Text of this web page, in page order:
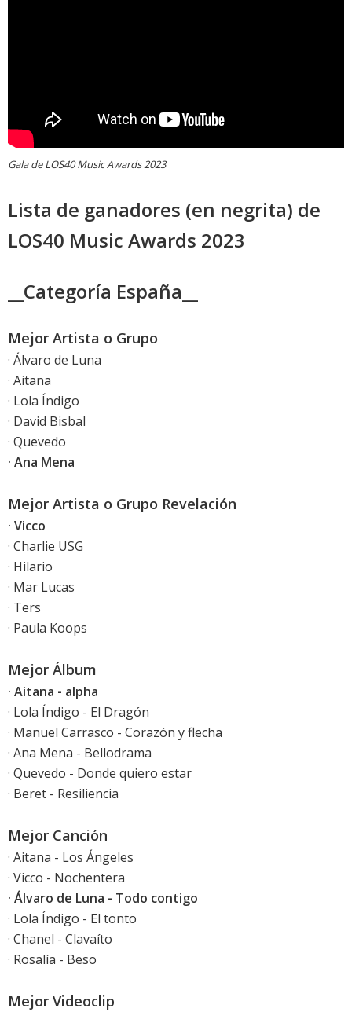
Gala de LOS40 Music Awards 2023
Lista de ganadores (en negrita) de
LOS40 Music Awards 2023
__Categoría España__
Mejor Artista o Grupo
· Álvaro de Luna
· Aitana
· Lola Índigo
· David Bisbal
· Quevedo
· Ana Mena
Mejor Artista o Grupo Revelación
· Vicco
· Charlie USG
· Hilario
· Mar Lucas
· Ters
· Paula Koops
Mejor Álbum
· Aitana - alpha
· Lola Índigo - El Dragón
· Manuel Carrasco - Corazón y flecha
· Ana Mena - Bellodrama
· Quevedo - Donde quiero estar
· Beret - Resiliencia
Mejor Canción
· Aitana - Los Ángeles
· Vicco - Nochentera
· Álvaro de Luna - Todo contigo
· Lola Índigo - El tonto
· Chanel - Clavaíto
· Rosalía - Beso
Mejor Videoclip